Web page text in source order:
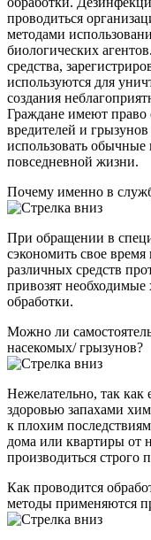
проводиться
методами
биологических
средства,
используются для
создания
Граждане имеют право
вредителей и
использовать обычные
повседневной жизни.
Почему именно в
При обращении в
сэкономить свое
различных средств
привозят необходимые
обработки.
Можно ли
насекомых/ грызунов?
Нежелательно, так как
здоровью запахами
к плохим
дома или квартиры от
производиться строго
Как проводится
методы применяются